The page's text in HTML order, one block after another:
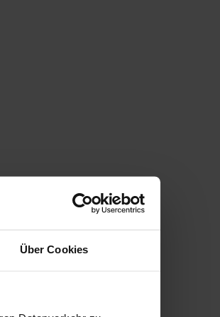
Über Cookies